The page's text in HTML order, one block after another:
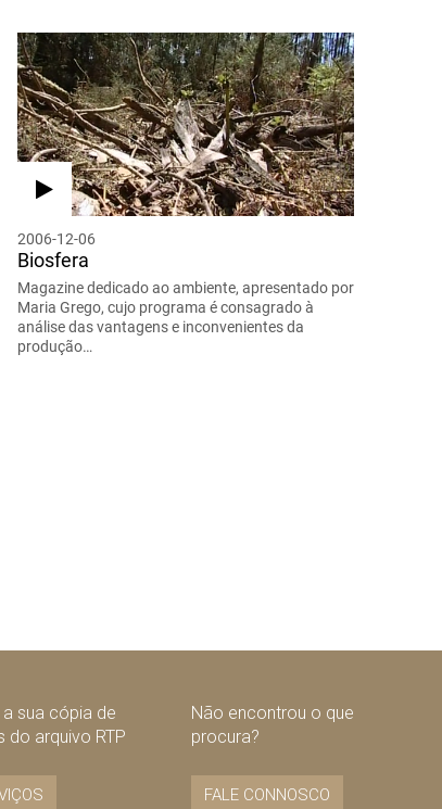
2006-12-06
Biosfera
Magazine dedicado ao ambiente, apresentado por
Maria Grego, cujo programa é consagrado à
análise das vantagens e inconvenientes da
produção…
sua cópia de
do arquivo RTP
Não encontrou o que
procura?
FALE CONNOSCO